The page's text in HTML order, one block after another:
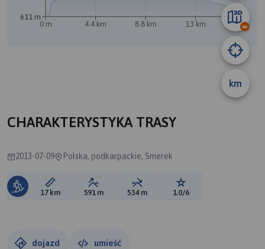
km
0 m 4.4 km 8.8 km 13 km 17 km
611 m
CHARAKTERYSTYKA TRASY
2013-07-09 Polska, podkarpackie, Smerek
Długość trasy:
17 km Suma przewyższeń:
591 m Suma spadków:
534 m Ocena trasy:
1.0/6
dojazd umieść